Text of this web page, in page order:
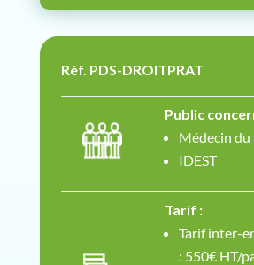
Réf. PDS-DROITPRAT
Public
Médecin
IDEST
Tarif :
Tarif inter-
: 550€ HT/